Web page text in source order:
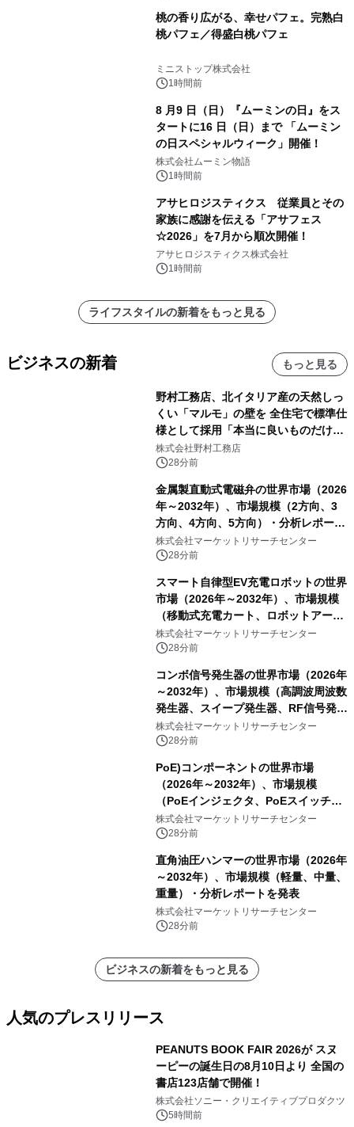
桃の香り広がる、幸せパフェ。完熟白
桃パフェ／得盛白桃パフェ
ミニストップ株式会社
1時間前
8 月9 日（日）『ムーミンの日』をス
タートに16 日（日）まで 「ムーミン
の日スペシャルウィーク」開催！
株式会社ムーミン物語
1時間前
アサヒロジスティクス 従業員とその
家族に感謝を伝える「アサフェス
☆2026」を7月から順次開催！
アサヒロジスティクス株式会社
1時間前
ライフスタイルの新着をもっと見る
ビジネスの新着 もっと見る
野村工務店、北イタリア産の天然しっ
くい「マルモ」の壁を 全住宅で標準仕
様として採用「本当に良いものだけに
こだわる」
株式会社野村工務店
28分前
金属製直動式電磁弁の世界市場（2026
年～2032年）、市場規模（2方向、3
方向、4方向、5方向）・分析レポート
を発表
株式会社マーケットリサーチセンター
28分前
スマート自律型EV充電ロボットの世界
市場（2026年～2032年）、市場規模
（移動式充電カート、ロボットアーム
式充電システム、その他）・分析レポ
ートを発表
株式会社マーケットリサーチセンター
28分前
コンボ信号発生器の世界市場（2026年
～2032年）、市場規模（高調波周波数
発生器、スイープ発生器、RF信号発生
器、その他）・分析レポートを発表
株式会社マーケットリサーチセンター
28分前
PoE)コンポーネントの世界市場
（2026年～2032年）、市場規模
（PoEインジェクタ、PoEスイッチ、
PoEスプリッタ、PoE電源供給装置
（PSE）、PoE給電機器（PD）、PoE
アダプタ、その他）・分析レポートを
発表
株式会社マーケットリサーチセンター
28分前
直角油圧ハンマーの世界市場（2026年
～2032年）、市場規模（軽量、中量、
重量）・分析レポートを発表
株式会社マーケットリサーチセンター
28分前
ビジネスの新着をもっと見る
人気のプレスリリース
PEANUTS BOOK FAIR 2026が スヌ
ーピーの誕生日の8月10日より 全国の
書店123店舗で開催！
株式会社ソニー・クリエイティブプロダクツ
5時間前